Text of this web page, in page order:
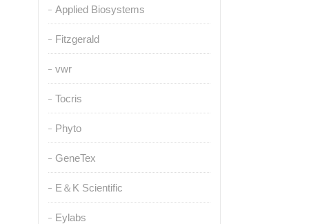
Applied Biosystems
Fitzgerald
vwr
Tocris
Phyto
GeneTex
E＆K Scientific
Eylabs